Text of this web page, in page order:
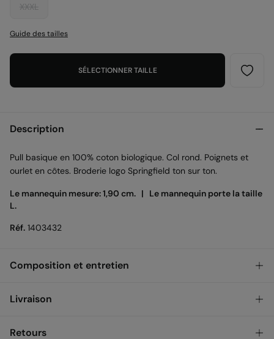
XXXL
Guide des tailles
SÉLECTIONNER TAILLE
Description
Pull basique en 100% coton biologique. Col rond. Poignets et
ourlet en côtes. Broderie logo Springfield ton sur ton.
Le mannequin mesure: 1,90 cm. | Le mannequin porte la taille
L.
Réf. 1403432
Composition et entretien
Composition
Livraison
Retours